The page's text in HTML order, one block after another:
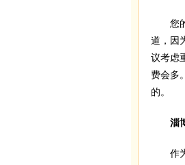
您的
道，因
议考虑
费会多
的。
淄
作为